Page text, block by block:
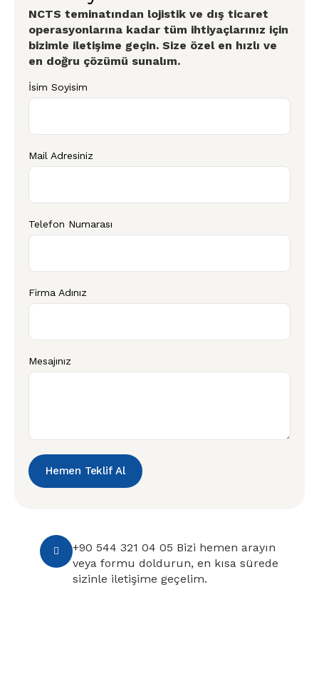
NCTS teminatından lojistik ve dış ticaret
operasyonlarına kadar tüm ihtiyaçlarınız için
bizimle iletişime geçin. Size özel en hızlı ve
en doğru çözümü sunalım.
İsim Soyisim
Mail Adresiniz
Telefon Numarası
Firma Adınız
Mesajınız
Hemen Teklif Al
+90 544 321 04 05 Bizi hemen arayın
veya formu doldurun, en kısa sürede
sizinle iletişime geçelim.